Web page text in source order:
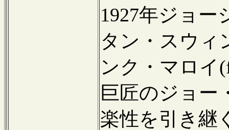
1927年ジョ
タン・スウィ
ンク・マロ
巨匠のジョー
楽性を引き継